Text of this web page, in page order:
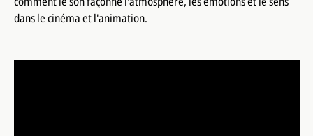
dans le cinéma et l'animation.